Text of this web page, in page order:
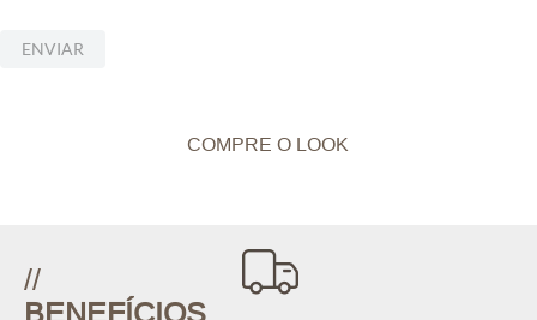
ENVIAR
COMPRE O LOOK
//
BENEFÍCIOS